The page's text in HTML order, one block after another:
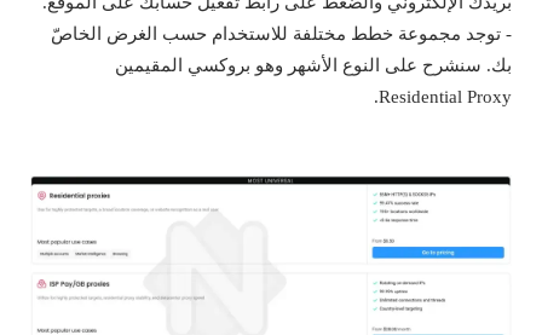
- توجد مجموعة خطط مختلفة للاستخدام حسب الغرض الخاصّ
بك. سنشرح على النوع الأشهر وهو بروكسي المقيمين
Residential Proxy.